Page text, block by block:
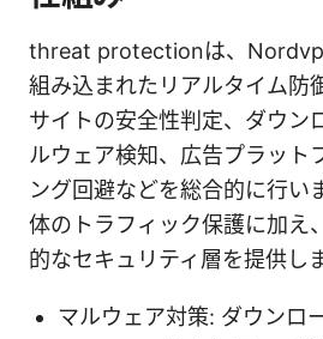
threat protectionは、
組み込まれたリアルタイム防
サイトの安全性判定、ダウン
ルウェア検知、広告プラット
ング回避などを総合的に行い
体のトラフィック保護に加え
的なセキュリティ層を提供しま
マルウェア対策: ダウンロ